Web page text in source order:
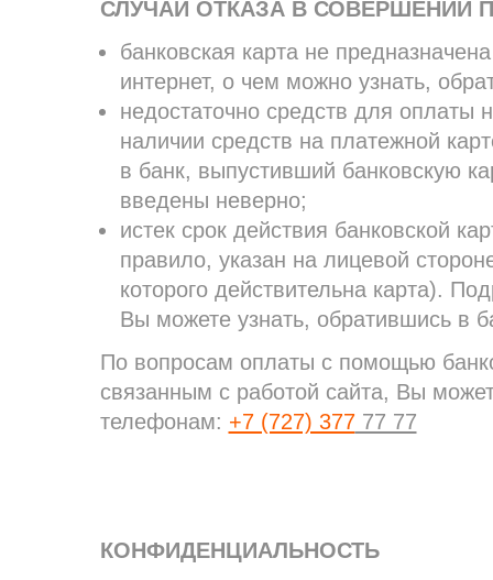
СЛУЧАИ ОТКАЗА В СОВЕРШЕНИИ
банковская карта не
интернет, о чем можно узнать,
недостаточно средств для оплаты
наличии средств на платежной
в банк, выпустивший банковскую
введены неверно;
истек срок действия банковской
правило, указан на лицевой
которого действительна карта).
Вы можете узнать, обратившись в
По вопросам оплаты с помощью
связанным с работой сайта, Вы
телефонам: +7 (727) 37777 77
КОНФИДЕНЦИАЛЬНОСТЬ